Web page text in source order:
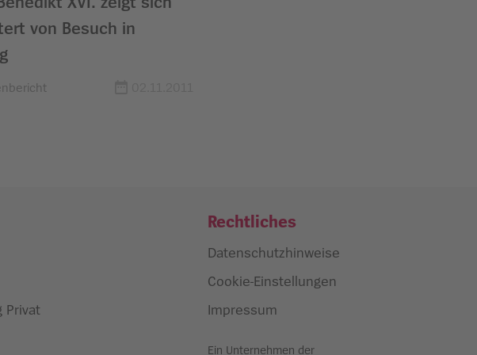
von Besuch in
Privat
Rechtliches
Datenschutzhinweise
Cookie-Einstellungen
Impressum
Ein Unternehmen der